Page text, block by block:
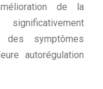
de la
des symptômes
autorégulation